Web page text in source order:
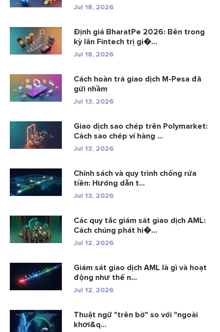
Jul 18, 2026
Định giá BharatPe 2026: Bên trong
kỳ lân Fintech trị gi�...
Jul 18, 2026
Cách hoàn trả giao dịch M-Pesa đã
gửi nhầm
Jul 13, 2026
Giao dịch sao chép trên Polymarket:
Cách sao chép ví hàng ...
Jul 13, 2026
Chính sách và quy trình chống rửa
tiền: Hướng dẫn t...
Jul 13, 2026
Các quy tắc giám sát giao dịch AML:
Cách chúng phát hi�...
Jul 12, 2026
Giám sát giao dịch AML là gì và hoạt
động như thế n...
Jul 12, 2026
Thuật ngữ "trên bờ" so với "ngoài
khơi&q...